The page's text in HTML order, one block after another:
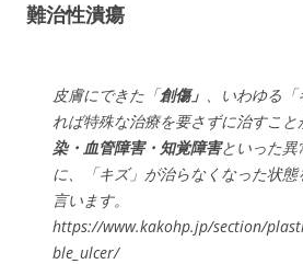
難治性潰瘍
皮膚にできた「創傷」 、いわゆる
れば特殊な治療を要さずに治すこと
染・血管障害・知覚障害といった異
に、「キズ」が治らなくなった状
言います。
https://www.kakohp.jp/section/
ble_ulcer/